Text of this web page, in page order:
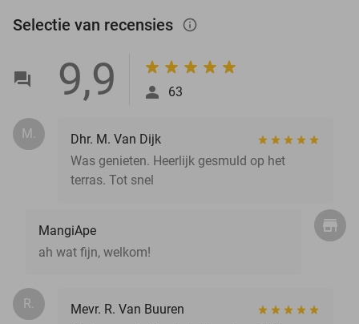
Selectie van recensies info_outlined
9,9 63
M.
Dhr. M. Van Dijk
Was genieten. Heerlijk gesmuld op het
terras. Tot snel
MangiApe
ah wat fijn, welkom!
R.
Mevr. R. Van Buuren